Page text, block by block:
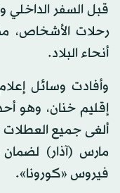
قبل السفر
رحلات الأشخاص،
أنحاء البلاد.
وأفادت وسائل
إقليم خنان، وهو
ألغى جميع العطلات
مارس (آذار)
فيروس «كورونا».